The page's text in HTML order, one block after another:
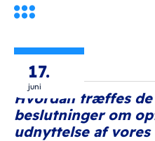
17.
juni
Kategori(er):
Hvordan træffes
beslutninger om
udnyttelse af